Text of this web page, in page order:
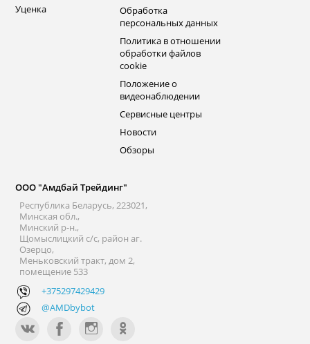
Уценка
Обработка
персональных данных
Политика в отношении
обработки файлов
cookie
Положение о
видеонаблюдении
Сервисные центры
Новости
Обзоры
ООО "Амдбай Трейдинг"
Республика Беларусь, 223021,
Минская обл.,
Минский р-н.,
Щомыслицкий с/с, район аг.
Озерцо,
Меньковский тракт, дом 2,
помещение 533
+375297429429
@AMDbybot